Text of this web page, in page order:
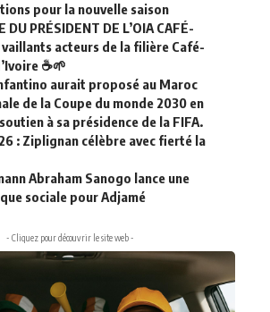
pour la nouvelle saison
DU PRÉSIDENT DE L’OIA CAFÉ-
vaillants acteurs de la filière Café-
☕🌱
aurait proposé au Maroc
de la Coupe du monde 2030 en
à sa présidence de la FIFA.
: Ziplignan célèbre avec fierté la
Abraham Sanogo lance une
sociale pour Adjamé
- Cliquez pour découvrir le site web -